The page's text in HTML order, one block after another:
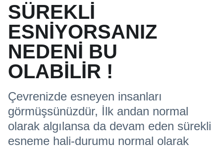
SÜREKLİ
ESNİYORSANIZ
NEDENİ BU
OLABİLİR !
Çevrenizde esneyen insanları
görmüşsünüzdür, İlk andan normal
olarak algılansa da devam eden sürekli
esneme hali-durumu normal olarak